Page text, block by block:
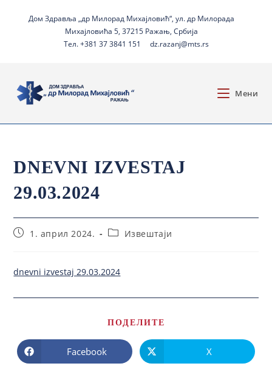
Дом Здравља „др Милорад Михајловић“, ул. др Милорада
Михајловића 5, 37215 Ражањ, Србија
Тел. +381 37 3841 151
dz.razanj@mts.rs
Мени
DNEVNI IZVESTAJ
29.03.2024
1. април 2024. Извештаји
dnevni izvestaj 29.03.2024
ПОДЕЛИТЕ
Facebook X